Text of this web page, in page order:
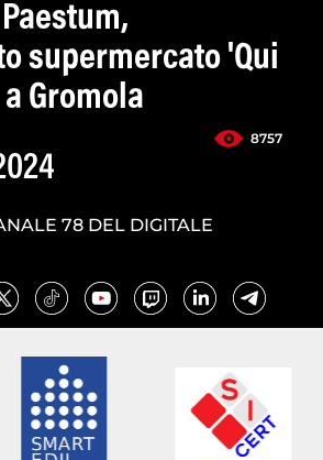
supermercato 'Qui
Gromola
8757
78 DEL DIGITALE